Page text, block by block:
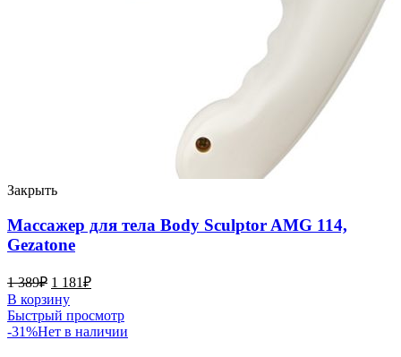
Закрыть
Массажер для тела Body Sculptor AMG 114,
Gezatone
1 389₽ 1 181₽
В корзину
Быстрый просмотр
-31%Нет в наличии